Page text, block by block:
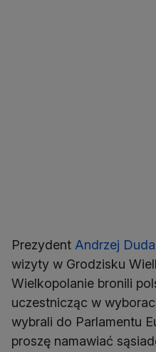
Prezydent Andrzej Duda
wizyty w Grodzisku
Wielkopolanie bronili
uczestnicząc w
wybrali do Parlamentu
proszę namawiać